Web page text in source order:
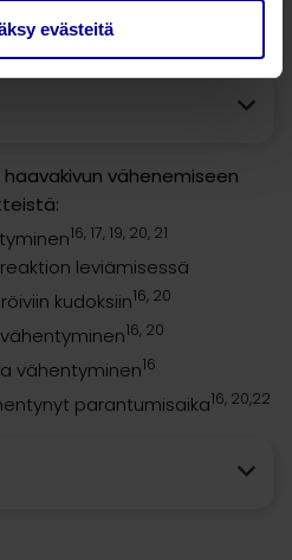
evästeitä
vähenemiseen
16, 17, 19, 20, 21
leviämisessä
kudoksiin16, 20
16, 20
vähentyminen16
parantumisaika16, 20,22